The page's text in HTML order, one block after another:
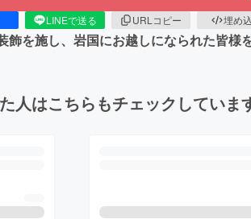
LINEで送る URLコピー 埋め
飾を施し、岩国にお越しになられた皆様
人はこちらもチェックしていま